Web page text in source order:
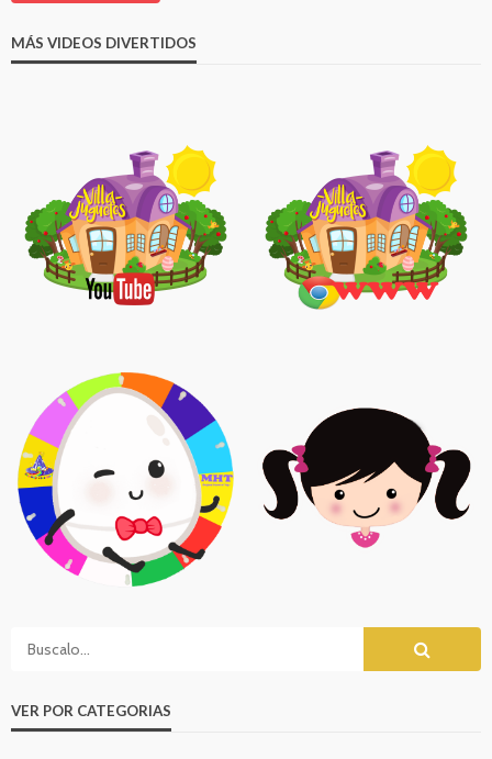
MÁS VIDEOS DIVERTIDOS
VER POR CATEGORIAS